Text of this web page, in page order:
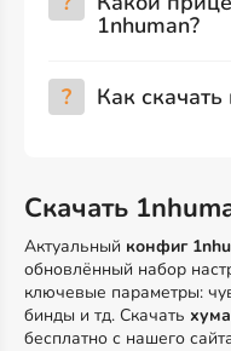
1nhuman?
? Как
Скачать
Актуальный конфиг
обновлённый набор
ключевые параметры:
бинды и тд. Скачать
бесплатно с нашего